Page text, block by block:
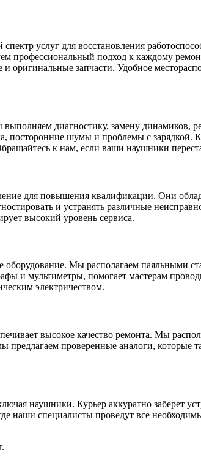
услуг для восстановления
профессиональный подход к каждому
запчасти. Удобное
диагностику, замену динамиков,
посторонние шумы и проблемы с зарядкой.
к нам, если ваши наушники
для повышения квалификации. Они
и устранять различные
высокий уровень сервиса.
Мы располагаем паяльными
и мультиметры, помогает мастерам
электричеством.
высокое качество ремонта. Мы
проверенные аналоги, которые
наушники. Курьер аккуратно заберет
наши специалисты проведут все